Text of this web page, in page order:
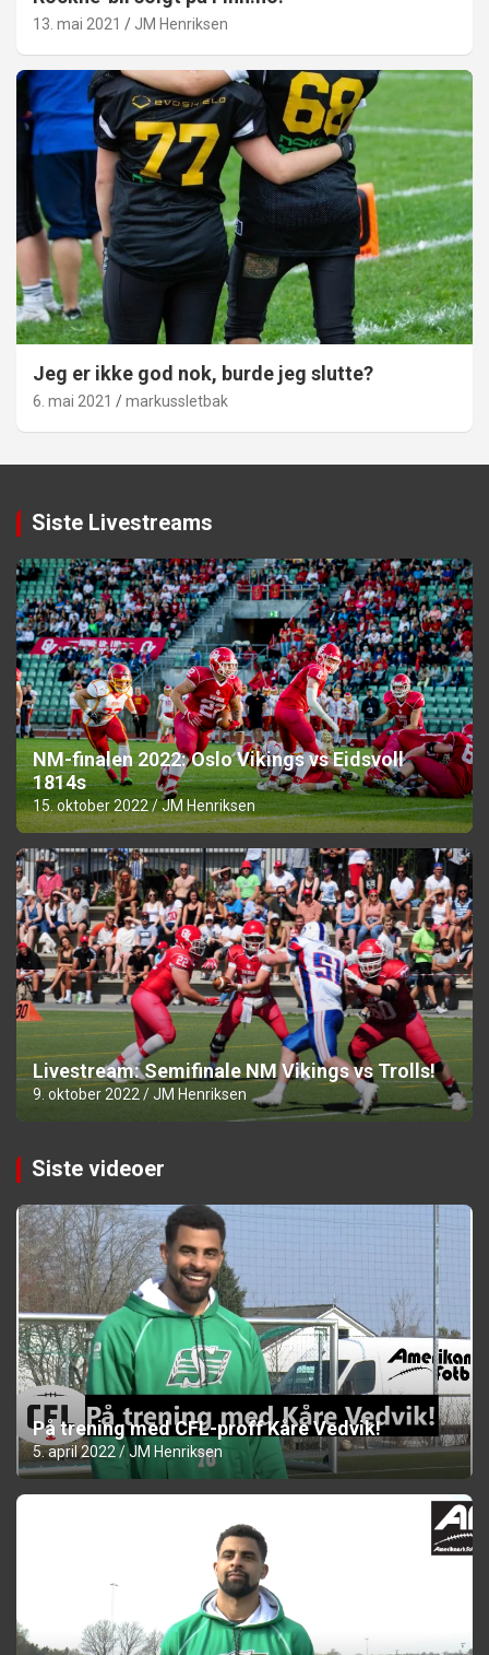
13. mai 2021 JM Henriksen
Jeg er ikke god nok, burde jeg slutte?
6. mai 2021 markussletbak
Siste Livestreams
NM-finalen 2022: Oslo Vikings vs Eidsvoll
1814s
15. oktober 2022 JM Henriksen
Livestream: Semifinale NM Vikings vs Trolls!
9. oktober 2022 JM Henriksen
Siste videoer
På trening med CFL-proff Kåre Vedvik!
5. april 2022 JM Henriksen